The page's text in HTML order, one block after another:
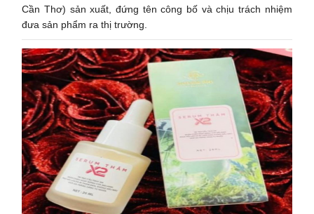
Cần Thơ) sản xuất, đứng tên công bố và chịu trách nhiệm
đưa sản phẩm ra thị trường.